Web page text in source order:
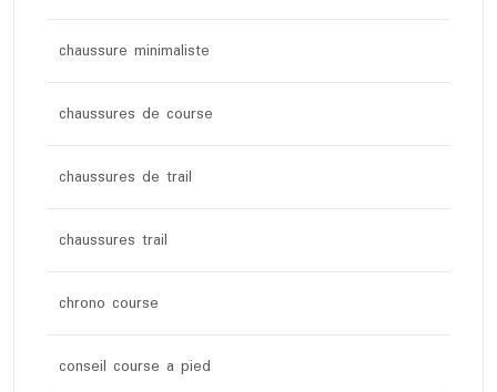
chaussure minimaliste
chaussures de course
chaussures de trail
chaussures trail
chrono course
conseil course a pied